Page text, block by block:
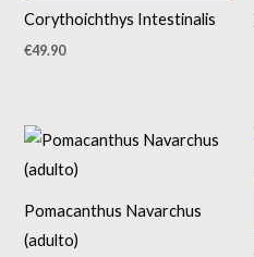
Corythoichthys Intestinalis
€49.90
Pomacanthus Navarchus
(adulto)
Rango
de
€140.00
hasta